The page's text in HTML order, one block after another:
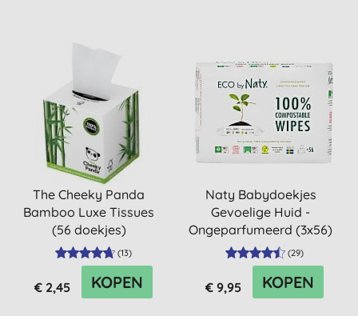
The Cheeky Panda
Bamboo Luxe Tissues
(56 doekjes)
(13)
€ 2,45 KOPEN
Naty Babydoekjes
Gevoelige Huid -
Ongeparfumeerd (3x56)
(29)
€ 9,95 KOPEN